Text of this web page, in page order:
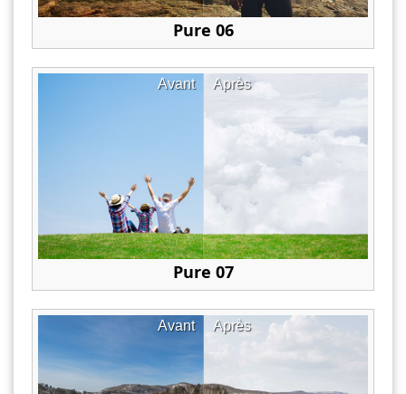
Pure 06
Après
Avant
Pure 07
Après
Avant